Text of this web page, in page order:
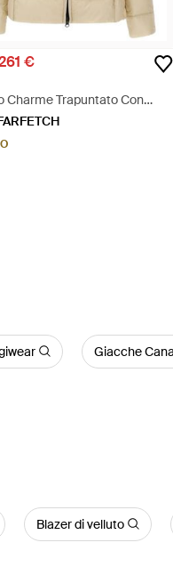
€
Charme Trapuntato Con
- Neutro
Giacche
Blazer di velluto